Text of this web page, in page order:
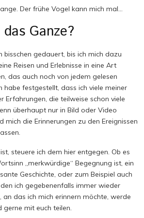
Der frühe Vogel kann mich mal…
Ganze?
bisschen gedauert, bis ich mich dazu
Reisen und Erlebnisse in eine Art
das auch noch von jedem gelesen
habe festgestellt, dass ich viele meiner
Erfahrungen, die teilweise schon viele
überhaupt nur in Bild oder Video
mich die Erinnerungen zu den Ereignissen
steuere ich dem hier entgegen. Ob es
„merkwürdige“ Begegnung ist, ein
Geschichte, oder zum Beispiel auch
ich gegebenenfalls immer wieder
an das ich mich erinnern möchte, werde
gerne mit euch teilen.